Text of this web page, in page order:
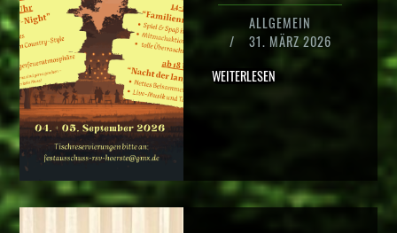
ALLGEMEIN
/
31. MÄRZ 2026
WEITERLESEN